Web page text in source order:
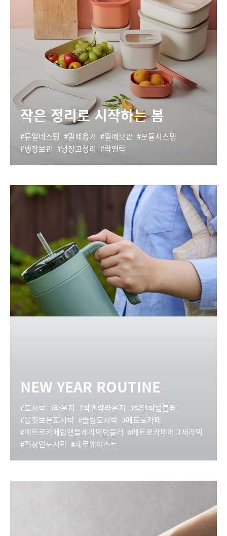
작은 정리로 시작하는 봄
듀얼네스팅 밀폐용기 밀폐보관
모듈시스템
냉장보관
냉장고정리 락앤락
NEW YEAR ROUTINE
도시락 라운지 락앤락라운지
락앤락텀블러
올핏보온도시락
슬림도시락
메트로카페
메트로카페탑핸들세라믹텀블러
메트로카페머그세라믹
직장인도시락
제로웨이스트